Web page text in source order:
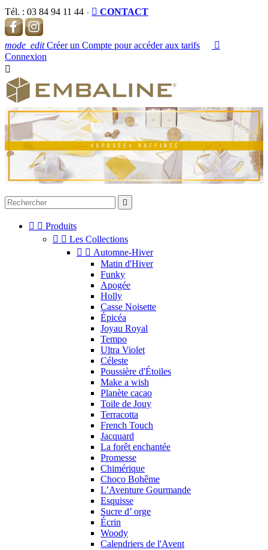
Tél. : 03 84 94 11 44 -  CONTACT
mode_edit Créer un Compte pour accéder aux tarifs

Connexion


  Produits
  Les Collections
  Automne-Hiver
Matin d'Hiver
Funky
Apogée
Holly
Casse Noisette
Épicéa
Joyau Royal
Tempo
Ultra Violet
Céleste
Poussière d'Étoiles
Make a wish
Planète cacao
Toile de Jouy
Terracotta
French Touch
Jacquard
La forêt enchantée
Promesse
Chimérique
Choco Bohême
L’Aventure Gourmande
Esquisse
Sucre d’ orge
Écrin
Woody
Calendriers de l'Avent